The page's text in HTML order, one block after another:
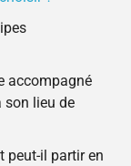
accompagné
son lieu de
peut-il partir en